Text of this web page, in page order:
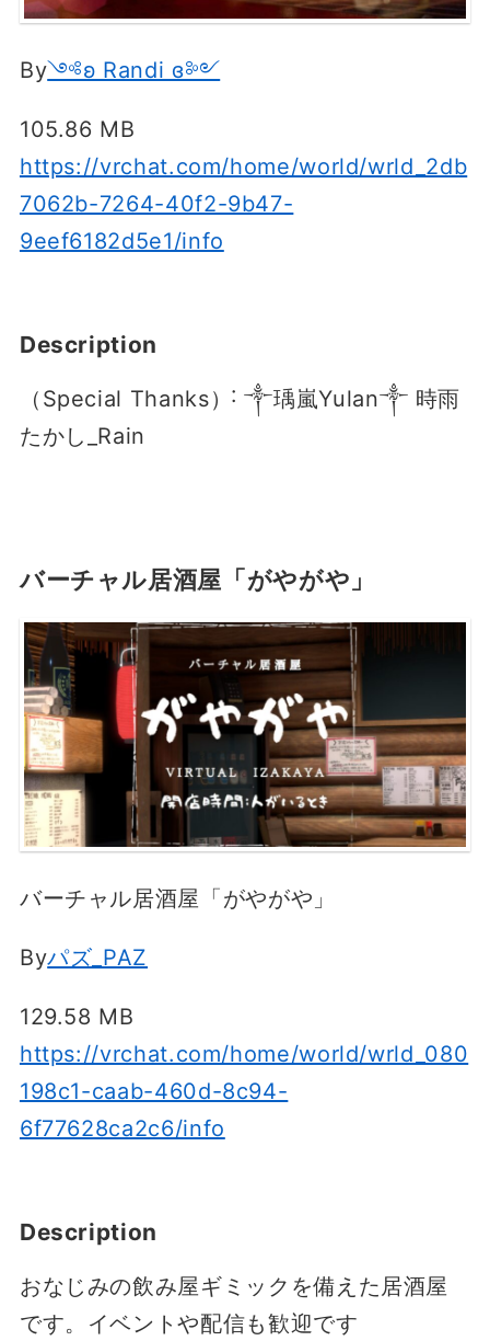
By༺ʚ Randi ɞ༻
105.86 MB
https://vrchat.com/home/world/wrld_2db
7062b-7264-40f2-9b47-
9eef6182d5e1/info
Description
（Special Thanks）˸ ༒瑀嵐Yulan༒ 時雨
たかし_Rain
バーチャル居酒屋「がやがや」
バーチャル居酒屋「がやがや」
Byパズ_PAZ
129.58 MB
https://vrchat.com/home/world/wrld_080
198c1-caab-460d-8c94-
6f77628ca2c6/info
Description
おなじみの飲み屋ギミックを備えた居酒屋
です。イベントや配信も歓迎です